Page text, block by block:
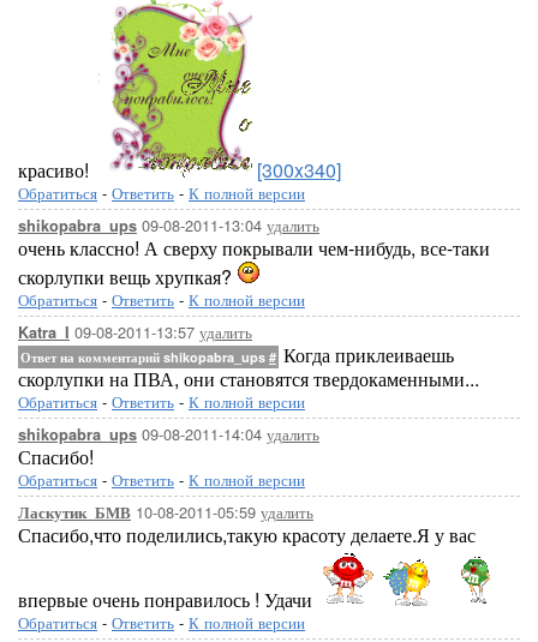
красиво! [300x340]
Обратиться - Ответить - К полной версии
shikopabra_ups 09-08-2011-13:04 удалить
очень классно! А сверху покрывали чем-нибудь, все-таки
скорлупки вещь хрупкая?
Обратиться - Ответить - К полной версии
Katra_I 09-08-2011-13:57 удалить
Ответ на комментарий shikopabra_ups # Когда приклеиваешь
скорлупки на ПВА, они становятся твердокаменными...
Обратиться - Ответить - К полной версии
shikopabra_ups 09-08-2011-14:04 удалить
Спасибо!
Обратиться - Ответить - К полной версии
Ласкутик_БМВ 10-08-2011-05:59 удалить
Спасибо,что поделились,такую красоту делаете.Я у вас
впервые очень понравилось ! Удачи
Обратиться - Ответить - К полной версии